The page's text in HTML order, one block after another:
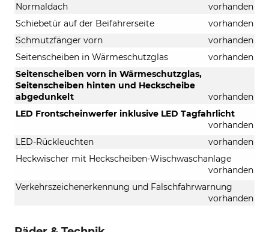
Normaldach
vorhanden
Schiebetür auf der Beifahrerseite
vorhanden
Schmutzfänger vorn
vorhanden
Seitenscheiben in Wärmeschutzglas
vorhanden
Seitenscheiben vorn in Wärmeschutzglas,
Seitenscheiben hinten und Heckscheibe
abgedunkelt
vorhanden
LED Frontscheinwerfer inklusive LED Tagfahrlicht
vorhanden
LED-Rückleuchten
vorhanden
Heckwischer mit Heckscheiben-Wischwaschanlage
vorhanden
Verkehrszeichenerkennung und Falschfahrwarnung
vorhanden